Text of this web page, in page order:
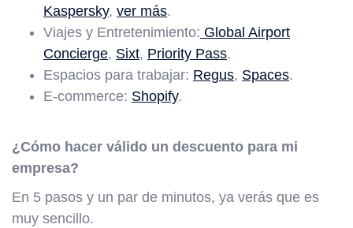
Kaspersky, ver más.
Viajes y Entretenimiento: Global Airport
Concierge, Sixt, Priority Pass.
Espacios para trabajar: Regus, Spaces.
E-commerce: Shopify.
¿Cómo hacer válido un descuento para mi
empresa?
En 5 pasos y un par de minutos, ya verás que es
muy sencillo.